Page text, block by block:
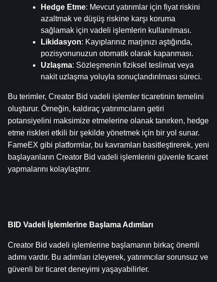
Hedge Etme: Mevcut yatırımlar için fiyat riskini
azaltmak ve düşüş riskine karşı koruma
sağlamak için vadeli işlemlerin kullanılması.
Likidasyon: Kayıplarınız marjınızı aştığında,
pozisyonunuzun otomatik olarak kapanması.
Uzlaşma: Sözleşmenin fiziksel teslimat veya
nakit uzlaşma yoluyla sonuçlandırılması süreci.
Bu terimler, Creator Bid vadeli işlemler ticaretinin temelini
oluşturur. Örneğin, kaldıraç yatırımcıların getiri
potansiyelini maksimize etmelerine olanak tanırken, hedge
etme riskleri etkili bir şekilde yönetmek için bir yol sunar.
FameEX gibi platformlar, bu kavramları basitleştirerek, yeni
başlayanların Creator Bid vadeli işlemlerini güvenle ticaret
yapmalarını kolaylaştırır.
BID Vadeli İşlemlerine Başlama Adımları
Creator Bid vadeli işlemlerine başlamanın birkaç önemli
adımı vardır. Bu adımları izleyerek, yatırımcılar sorunsuz ve
güvenli bir ticaret deneyimi yaşayabilirler.